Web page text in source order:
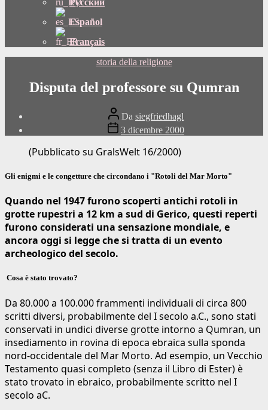
Русский
Español
Français
Categorie
storia della religione
Disputa del professore su Qumran
Autore
del
post
Da siegfriedhagl
Data
di
pubblicazione
3 dicembre 2000
(Pubblicato su GralsWelt 16/2000)
Gli enigmi e le congetture che circondano i "Rotoli del Mar Morto"
Quando nel 1947 furono scoperti antichi rotoli in
grotte rupestri a 12 km a sud di Gerico, questi reperti
furono considerati una sensazione mondiale, e
ancora oggi si legge che si tratta di un evento
archeologico del secolo.
Cosa è stato trovato?
Da 80.000 a 100.000 frammenti individuali di circa 800
scritti diversi, probabilmente del I secolo a.C., sono stati
conservati in undici diverse grotte intorno a Qumran, un
insediamento in rovina di epoca ebraica sulla sponda
nord-occidentale del Mar Morto. Ad esempio, un Vecchio
Testamento quasi completo (senza il Libro di Ester) è
stato trovato in ebraico, probabilmente scritto nel I
secolo aC.